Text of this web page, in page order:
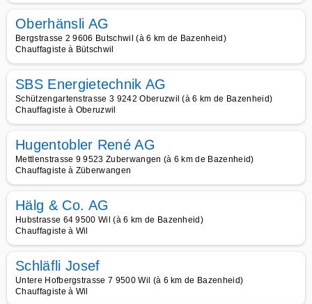
Oberhänsli AG
Bergstrasse 2 9606 Butschwil (à 6 km de Bazenheid)
Chauffagiste à Bütschwil
SBS Energietechnik AG
Schützengartenstrasse 3 9242 Oberuzwil (à 6 km de Bazenheid)
Chauffagiste à Oberuzwil
Hugentobler René AG
Mettlenstrasse 9 9523 Zuberwangen (à 6 km de Bazenheid)
Chauffagiste à Züberwangen
Hälg & Co. AG
Hubstrasse 64 9500 Wil (à 6 km de Bazenheid)
Chauffagiste à Wil
Schläfli Josef
Untere Hofbergstrasse 7 9500 Wil (à 6 km de Bazenheid)
Chauffagiste à Wil